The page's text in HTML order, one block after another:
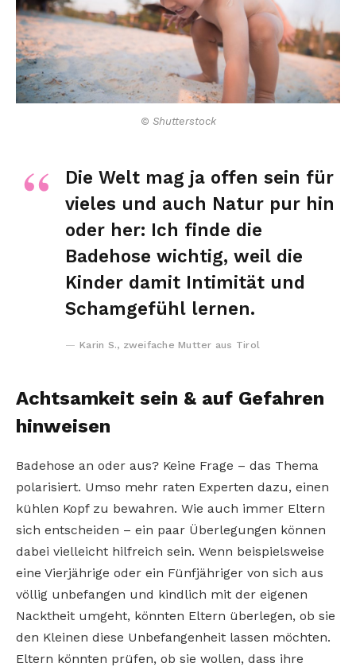
© Shutterstock
Die Welt mag ja offen sein für
vieles und auch Natur pur hin
oder her: Ich finde die
Badehose wichtig, weil die
Kinder damit Intimität und
Schamgefühl lernen.
Karin S., zweifache Mutter aus Tirol
Achtsamkeit sein & auf Gefahren
hinweisen
Badehose an oder aus? Keine Frage – das Thema
polarisiert. Umso mehr raten Experten dazu, einen
kühlen Kopf zu bewahren. Wie auch immer Eltern
sich entscheiden – ein paar Überlegungen können
dabei vielleicht hilfreich sein. Wenn beispielsweise
eine Vierjährige oder ein Fünfjähriger von sich aus
völlig unbefangen und kindlich mit der eigenen
Nacktheit umgeht, könnten Eltern überlegen, ob sie
den Kleinen diese Unbefangenheit lassen möchten.
Eltern könnten prüfen, ob sie wollen, dass ihre